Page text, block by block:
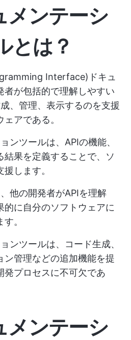
メンテーシ
とは？
Interface)ドキュ
者が包括的で理解しやすい
、管理、表示するのを支援
アである。
ンツールは、APIの機能、
結果を定義することで、ソ
します。
他の開発者がAPIを理解
的に自分のソフトウェアに
。
ンツールは、コード生成、
ン管理などの追加機能を提
発プロセスに不可欠であ
メンテーシ